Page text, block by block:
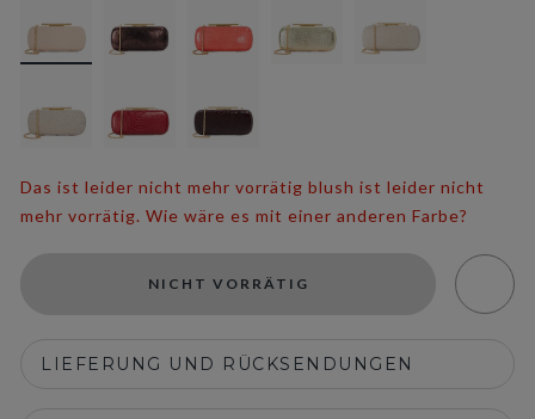
Das ist leider nicht mehr vorrätig blush ist leider nicht
mehr vorrätig. Wie wäre es mit einer anderen Farbe?
NICHT VORRÄTIG
LIEFERUNG UND RÜCKSENDUNGEN